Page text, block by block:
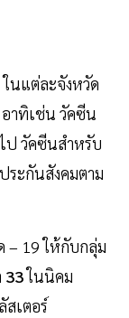
นแต่ละจังหวัด
าทิเช่น วัคซีน
ป วัคซีนสำหรับ
ระกันสังคมตาม
– 19 ให้กับกลุ่ม
33ในนิคม
เตอร์